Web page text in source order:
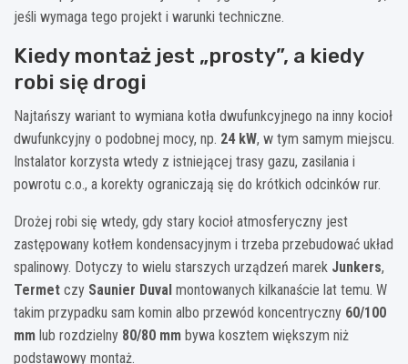
jeśli wymaga tego projekt i warunki techniczne.
Kiedy montaż jest „prosty”, a kiedy
robi się drogi
Najtańszy wariant to wymiana kotła dwufunkcyjnego na inny kocioł
dwufunkcyjny o podobnej mocy, np. 24 kW, w tym samym miejscu.
Instalator korzysta wtedy z istniejącej trasy gazu, zasilania i
powrotu c.o., a korekty ograniczają się do krótkich odcinków rur.
Drożej robi się wtedy, gdy stary kocioł atmosferyczny jest
zastępowany kotłem kondensacyjnym i trzeba przebudować układ
spalinowy. Dotyczy to wielu starszych urządzeń marek Junkers,
Termet czy Saunier Duval montowanych kilkanaście lat temu. W
takim przypadku sam komin albo przewód koncentryczny 60/100
mm lub rozdzielny 80/80 mm bywa kosztem większym niż
podstawowy montaż.